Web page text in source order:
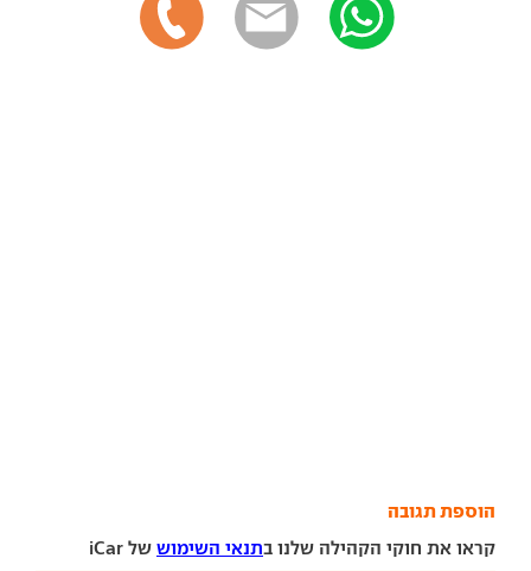
הוספת תגובה
קראו את חוקי הקהילה שלנו בתנאי השימוש של iCar